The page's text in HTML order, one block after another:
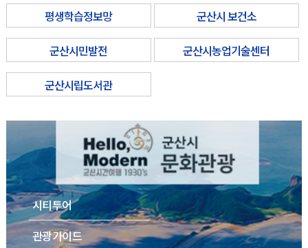
평생학습정보망 군산시 보건소
군산시민발전 군산시농업기술센터
군산시립도서관
시티투어
관광가이드